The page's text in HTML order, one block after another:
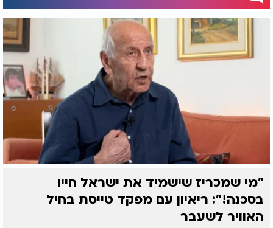
"מי שמכריז שישמיד את ישראל חייו
בסכנה!": ריאיון עם מפקד טייסת בחיל
האוויר לשעבר